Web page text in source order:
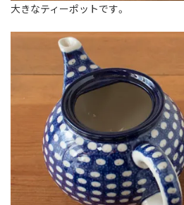
大きなティーポットです。